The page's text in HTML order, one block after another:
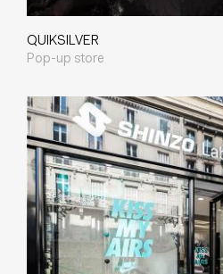
QUIKSILVER
Pop-up store